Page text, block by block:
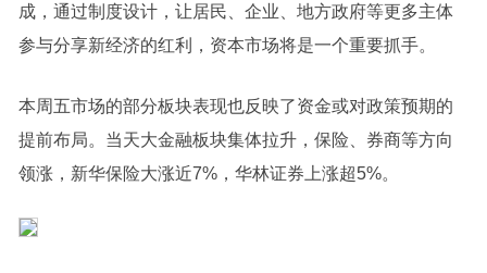
成，通过制度设计，让居民、企业、地方政府等更多主体
参与分享新经济的红利，资本市场将是一个重要抓手。
本周五市场的部分板块表现也反映了资金或对政策预期的
提前布局。当天大金融板块集体拉升， 保险 、券商等方向
领涨， 新华保险大涨近7%， 华林证券 上涨超5%。